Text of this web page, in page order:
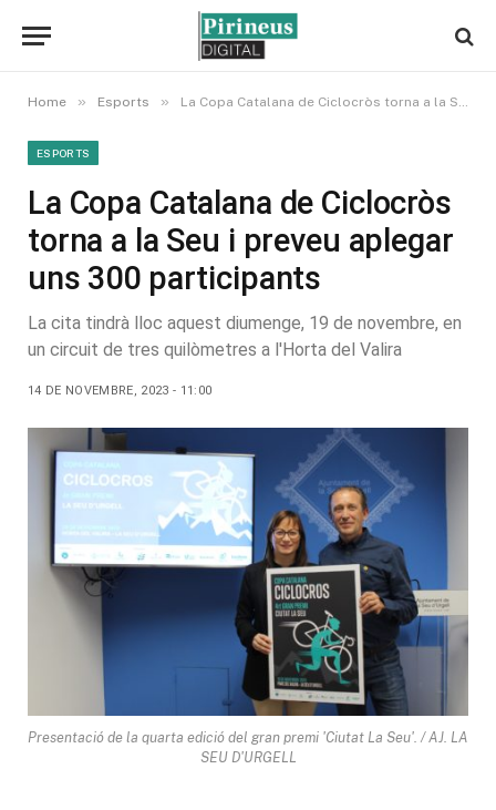
Home » Esports » La Copa Catalana de Ciclocròs torna a la Seu i preveu aplegar uns 300 participants
ESPORTS
La Copa Catalana de Ciclocròs
torna a la Seu i preveu aplegar
uns 300 participants
La cita tindrà lloc aquest diumenge, 19 de novembre, en
un circuit de tres quilòmetres a l'Horta del Valira
14 DE NOVEMBRE, 2023 - 11:00
Presentació de la quarta edició del gran premi 'Ciutat La Seu'. / AJ. LA
SEU D'URGELL